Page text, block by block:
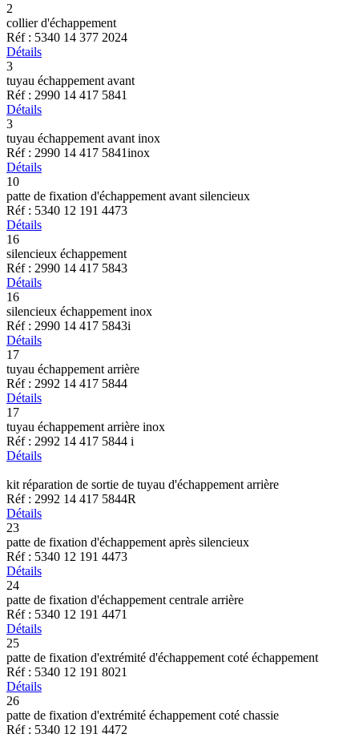
2
collier d'échappement
Réf : 5340 14 377 2024
Détails
3
tuyau échappement avant
Réf : 2990 14 417 5841
Détails
3
tuyau échappement avant inox
Réf : 2990 14 417 5841inox
Détails
10
patte de fixation d'échappement avant silencieux
Réf : 5340 12 191 4473
Détails
16
silencieux échappement
Réf : 2990 14 417 5843
Détails
16
silencieux échappement inox
Réf : 2990 14 417 5843i
Détails
17
tuyau échappement arrière
Réf : 2992 14 417 5844
Détails
17
tuyau échappement arrière inox
Réf : 2992 14 417 5844 i
Détails
kit réparation de sortie de tuyau d'échappement arrière
Réf : 2992 14 417 5844R
Détails
23
patte de fixation d'échappement après silencieux
Réf : 5340 12 191 4473
Détails
24
patte de fixation d'échappement centrale arrière
Réf : 5340 12 191 4471
Détails
25
patte de fixation d'extrémité d'échappement coté échappement
Réf : 5340 12 191 8021
Détails
26
patte de fixation d'extrémité échappement coté chassie
Réf : 5340 12 191 4472